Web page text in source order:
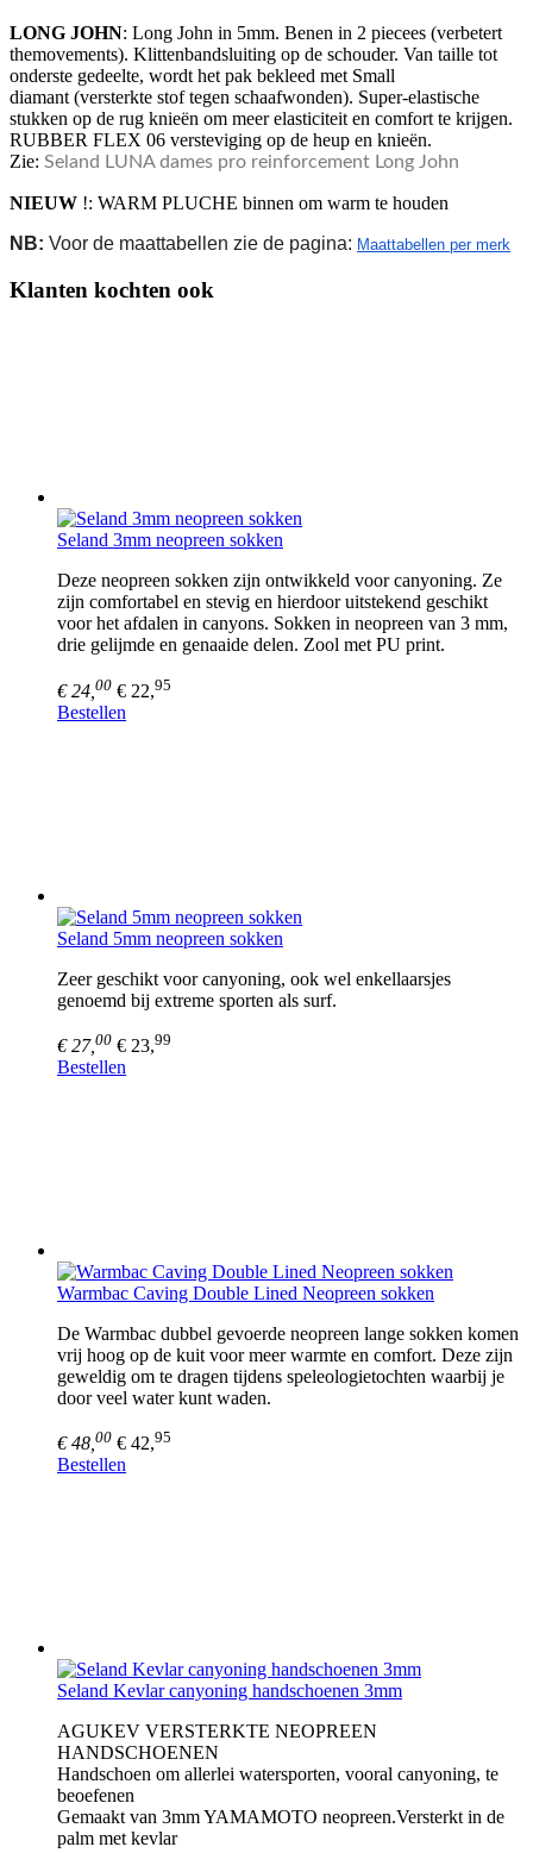
LONG JOHN: Long John in 5mm. Benen in 2 piecees (verbetert
themovements). Klittenbandsluiting op de schouder. Van taille tot
onderste gedeelte, wordt het pak bekleed met Small
diamant (versterkte stof tegen schaafwonden). Super-elastische
stukken op de rug knieën om meer elasticiteit en comfort te krijgen.
RUBBER FLEX 06 versteviging op de heup en knieën.
Zie: Seland LUNA dames pro reinforcement Long John
NIEUW !: WARM PLUCHE binnen om warm te houden
NB: Voor de maattabellen zie de pagina: Maattabellen per merk
Klanten kochten ook
Seland 3mm neopreen sokken
Deze neopreen sokken zijn ontwikkeld voor canyoning. Ze
zijn comfortabel en stevig en hierdoor uitstekend geschikt
voor het afdalen in canyons. Sokken in neopreen van 3 mm,
drie gelijmde en genaaide delen. Zool met PU print.
€ 24, 00 € 22,95
Bestellen
Seland 5mm neopreen sokken
Zeer geschikt voor canyoning, ook wel enkellaarsjes
genoemd bij extreme sporten als surf.
€ 27, 00 € 23,99
Bestellen
Warmbac Caving Double Lined Neopreen sokken
De Warmbac dubbel gevoerde neopreen lange sokken komen
vrij hoog op de kuit voor meer warmte en comfort. Deze zijn
geweldig om te dragen tijdens speleologietochten waarbij je
door veel water kunt waden.
€ 48, 00 € 42,95
Bestellen
Seland Kevlar canyoning handschoenen 3mm
AGUKEV VERSTERKTE NEOPREEN
HANDSCHOENEN
Handschoen om allerlei watersporten, vooral canyoning, te
beoefenen
Gemaakt van 3mm YAMAMOTO neopreen.Versterkt in de
palm met kevlar